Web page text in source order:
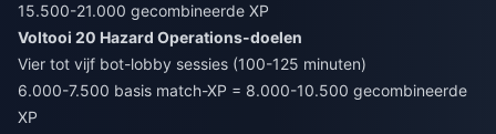
15.500-21.000 gecombineerde XP
Voltooi 20 Hazard Operations-doelen
Vier tot vijf bot-lobby sessies (100-125 minuten)
6.000-7.500 basis match-XP = 8.000-10.500 gecombineerde
XP